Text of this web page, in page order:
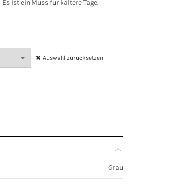
ist ein Muss fur kaltere Tage.
Auswahl zurücksetzen
Grau